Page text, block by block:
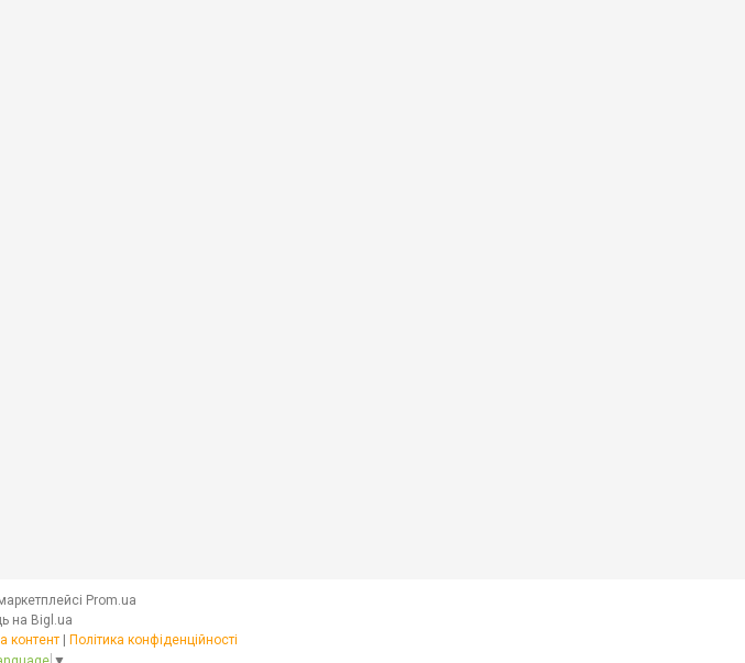
Prom.ua
на Bigl.ua
контент
Політика конфіденційності